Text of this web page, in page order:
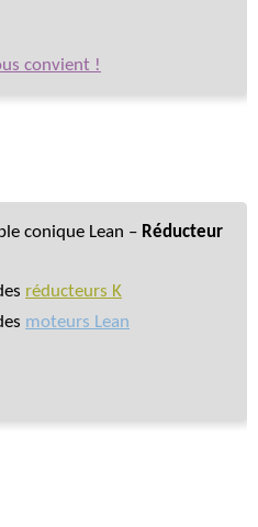
convient !
conique Lean – Réducteur
réducteurs K
moteurs Lean